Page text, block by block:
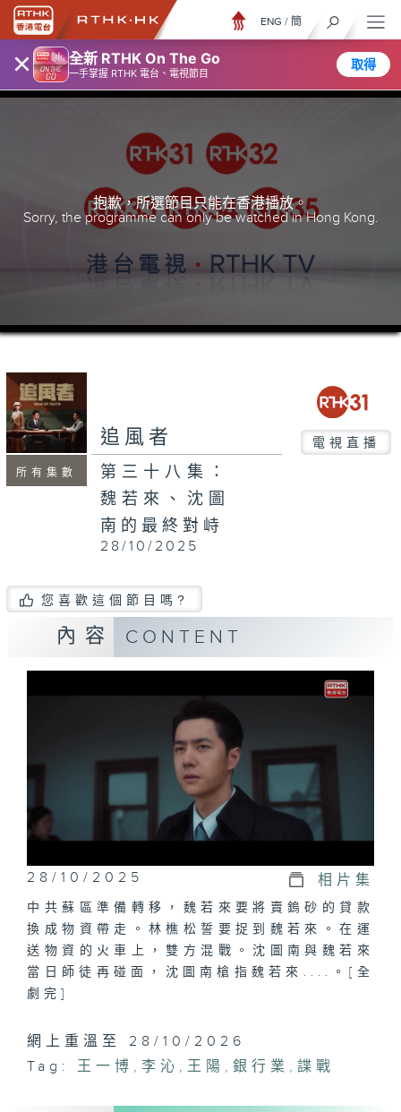
× 全新 RTHK On The Go
一手掌握 RTHK 電台、電視節目
取得
ENG / 簡
抱歉，所選節目只能在香港播放。
Sorry, the programme can only be watched in Hong Kong.
所有集數
追風者 電視直播
第三十八集：
魏若來、沈圖
南的最終對峙
28/10/2025
您喜歡這個節目嗎?
內容 CONTENT
28/10/2025 相片集
中共蘇區準備轉移，魏若來要將賣鎢砂的貸款
換成物資帶走。林樵松誓要捉到魏若來。在運
送物資的火車上，雙方混戰。沈圖南與魏若來
當日師徒再碰面，沈圖南槍指魏若來....。[全
劇完]
網上重溫至 28/10/2026
Tag:
王一博 , 李沁 , 王陽 ,銀行業 ,諜戰